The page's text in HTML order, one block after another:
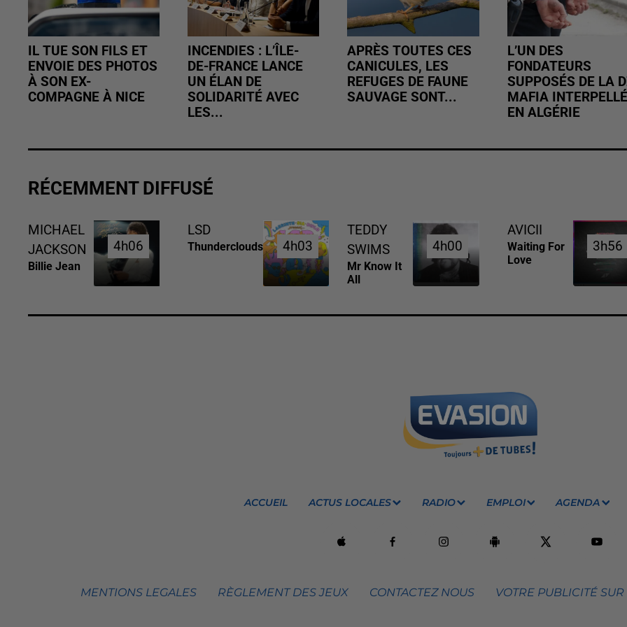
IL TUE SON FILS ET
ENVOIE DES PHOTOS
À SON EX-
COMPAGNE À NICE
INCENDIES : L’ÎLE-
DE-FRANCE LANCE
UN ÉLAN DE
SOLIDARITÉ AVEC
LES...
APRÈS TOUTES CES
CANICULES, LES
REFUGES DE FAUNE
SAUVAGE SONT...
L’UN DES
FONDATEURS
SUPPOSÉS DE LA
MAFIA INTERPELLÉ
EN ALGÉRIE
RÉCEMMENT DIFFUSÉ
MICHAEL
JACKSON
Billie Jean
4h06
4h06
LSD
Thunderclouds 4h03
4h03
TEDDY
SWIMS
Mr Know It
All
4h00
4h00
AVICII
Waiting For
Love
3h56
3h56
ACCUEIL ACTUS LOCALES RADIO EMPLOI AGENDA
MENTIONS LEGALES RÈGLEMENT DES JEUX CONTACTEZ NOUS VOTRE PUBLICITÉ